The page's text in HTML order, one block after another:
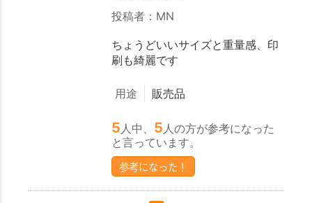
投稿者：MN
ちょうどいいサイズと重量感、印
刷も綺麗です
用途 販売品
5 人中、 5 人の方が参考になった
と言っています。
参考になった！